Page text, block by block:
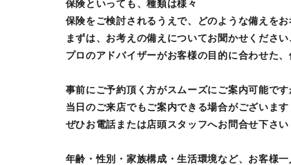
保険といっても、種類は様々
保険をご検討されるうえで、どのような備えを
まずは、お考えの備えについてお聞かせください
プロのアドバイザーがお客様の目的に合わせた
事前にご予約頂く方がスムーズにご案内可能です
当日のご来店でもご案内できる場合がございます
ぜひお電話または店頭スタッフへお問合せ下さい
年齢・性別・家族構成・生活環境など、お客様